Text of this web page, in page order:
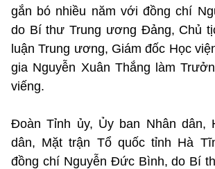
gắn bó nhiều năm với đồng chí
do Bí thư Trung ương Đảng, Chủ
luận Trung ương, Giám đốc Học
gia Nguyễn Xuân Thắng làm
viếng.
Đoàn Tỉnh ủy, Ủy ban Nhân dân,
dân, Mặt trận Tổ quốc tỉnh Hà
đồng chí Nguyễn Đức Bình, do Bí